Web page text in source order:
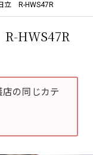
R-HWS47R
HWS47R
店の同じカテ